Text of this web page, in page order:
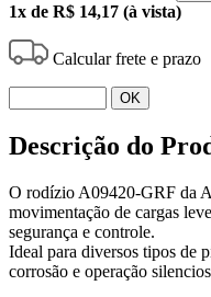
1x de R$ 14,17 (à vista)
Calcular frete e prazo
OK
Descrição do
O rodízio A09420-GRF da
movimentação de cargas
segurança e controle.
Ideal para diversos tipos de
corrosão e operação